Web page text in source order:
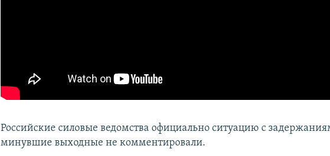
Российские силовые ведомства официально ситуацию с
минувшие выходные не комментировали.